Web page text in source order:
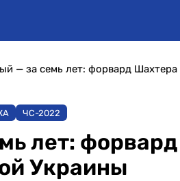
— за семь лет: форвард
ЧC-2022
лет:
Украины